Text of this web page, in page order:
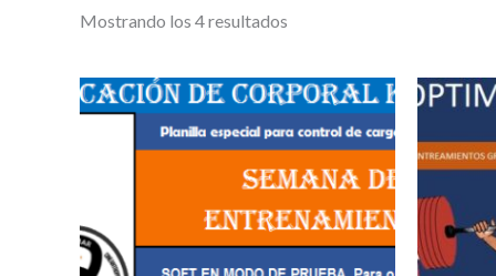
Mostrando los 4 resultados